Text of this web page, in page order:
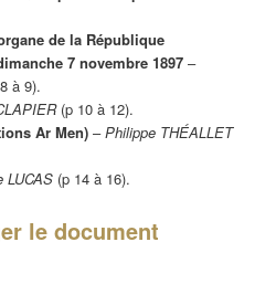
de la République
7 novembre 1897–
à 9).
(p 10 à 12).
Ar Men)–Philippe THÉALLET
LUCAS(p 14 à 16).
le document